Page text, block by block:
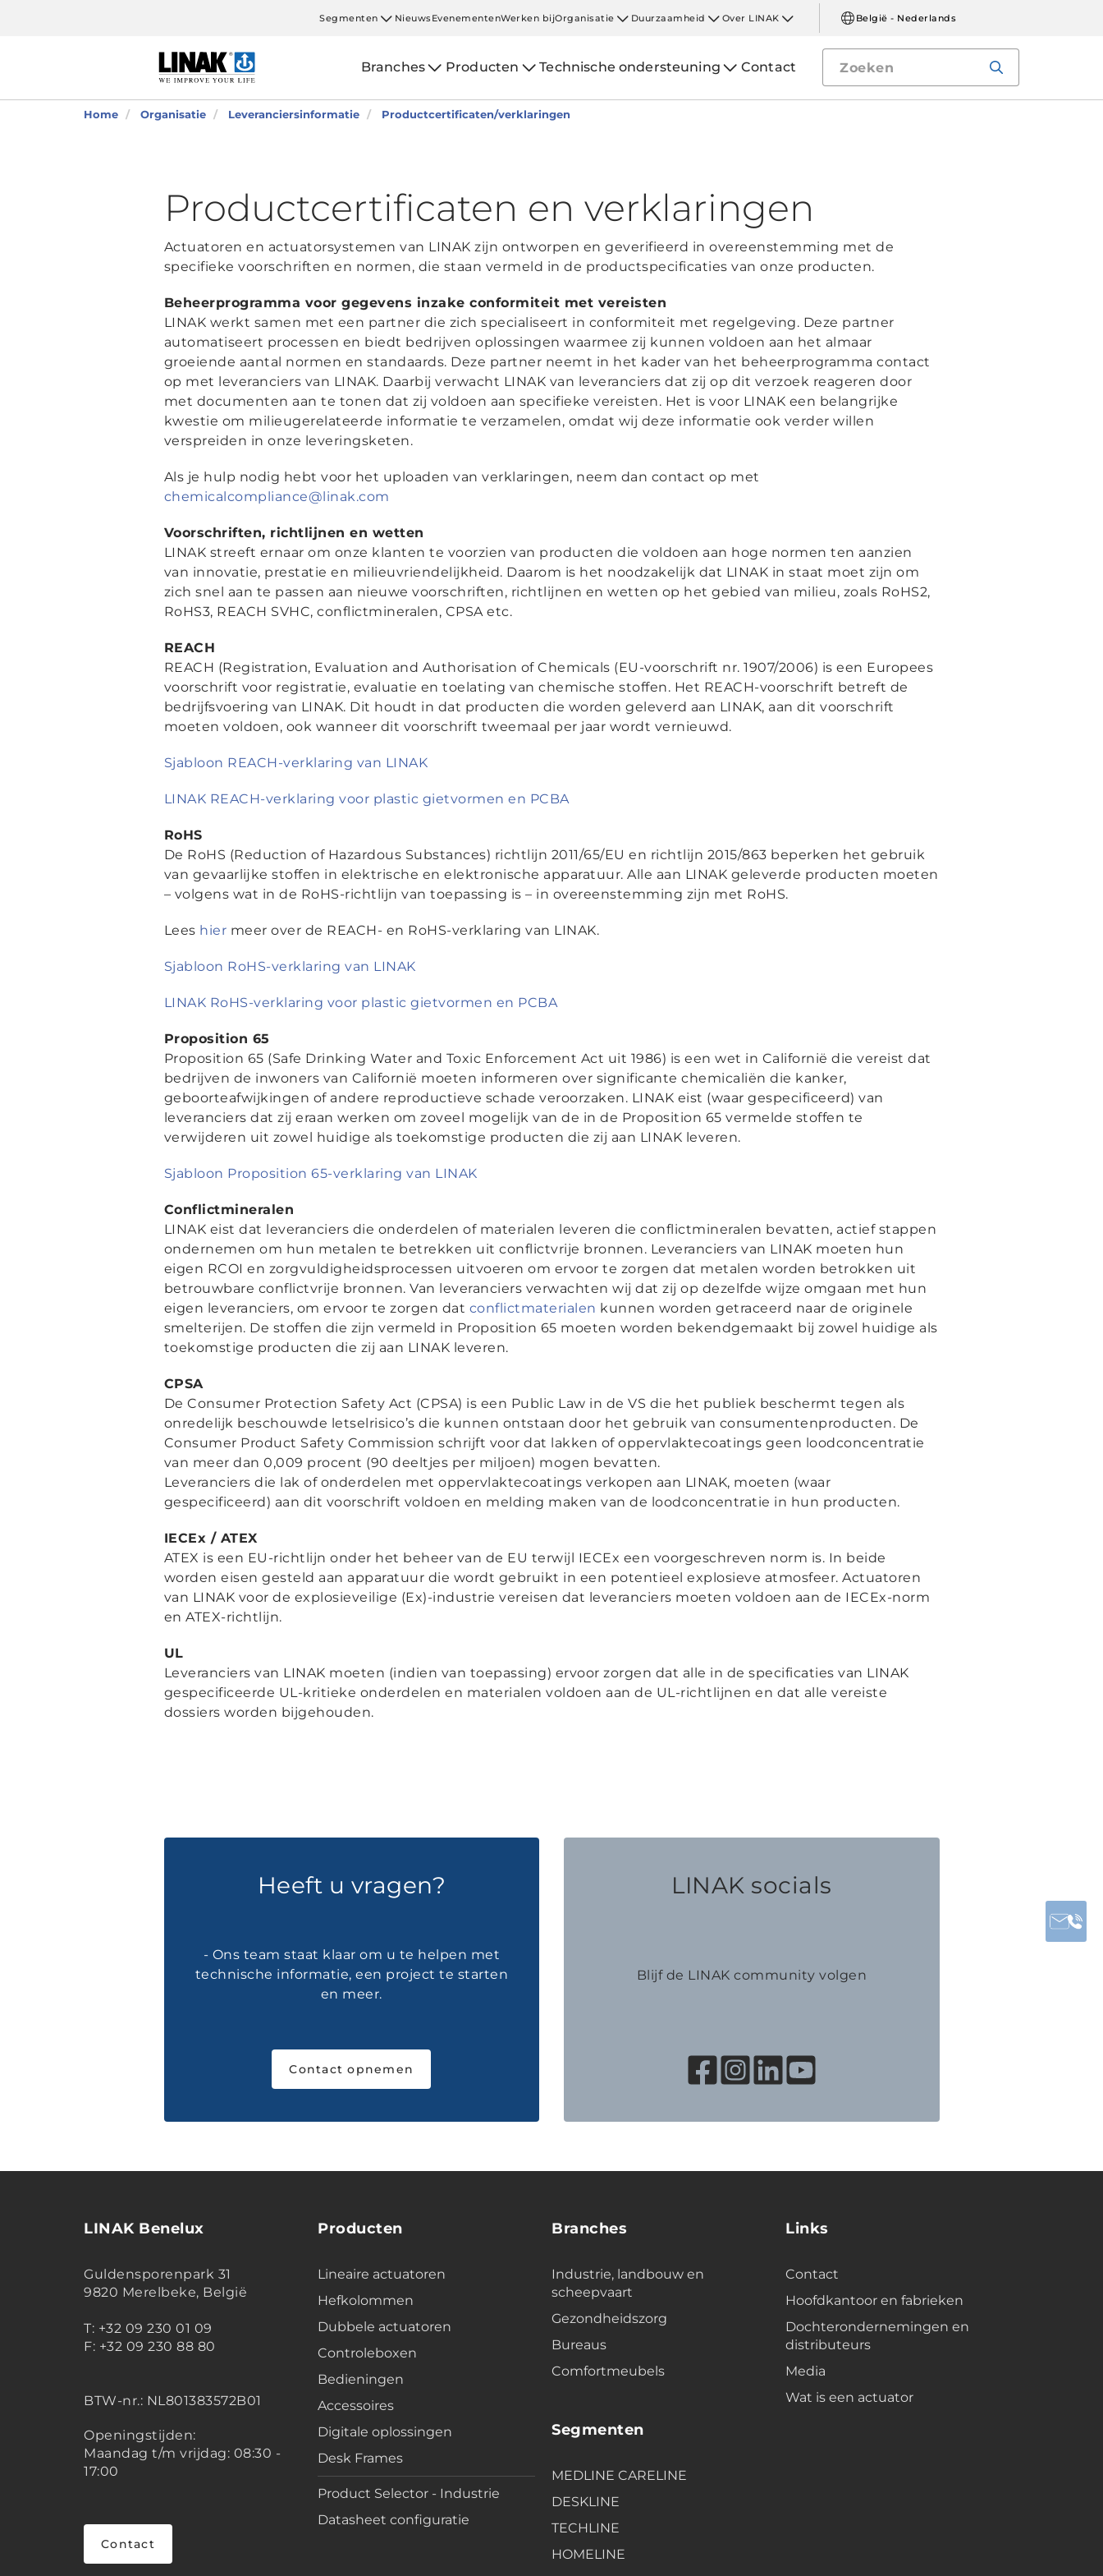
Segmenten NieuwsEvenementenWerken bijOrganisatie Duurzaamheid Over LINAK België - Nederlands
Branches Producten Technische ondersteuning Contact
Home Organisatie Leveranciersinformatie Productcertificaten/verklaringen
Productcertificaten en verklaringen
Actuatoren en actuatorsystemen van LINAK zijn ontworpen en geverifieerd in overeenstemming met de
specifieke voorschriften en normen, die staan vermeld in de productspecificaties van onze producten.
Beheerprogramma voor gegevens inzake conformiteit met vereisten
LINAK werkt samen met een partner die zich specialiseert in conformiteit met regelgeving. Deze partner
automatiseert processen en biedt bedrijven oplossingen waarmee zij kunnen voldoen aan het almaar
groeiende aantal normen en standaards. Deze partner neemt in het kader van het beheerprogramma contact
op met leveranciers van LINAK. Daarbij verwacht LINAK van leveranciers dat zij op dit verzoek reageren door
met documenten aan te tonen dat zij voldoen aan specifieke vereisten. Het is voor LINAK een belangrijke
kwestie om milieugerelateerde informatie te verzamelen, omdat wij deze informatie ook verder willen
verspreiden in onze leveringsketen.
Als je hulp nodig hebt voor het uploaden van verklaringen, neem dan contact op met
chemicalcompliance@linak.com
Voorschriften, richtlijnen en wetten
LINAK streeft ernaar om onze klanten te voorzien van producten die voldoen aan hoge normen ten aanzien
van innovatie, prestatie en milieuvriendelijkheid. Daarom is het noodzakelijk dat LINAK in staat moet zijn om
zich snel aan te passen aan nieuwe voorschriften, richtlijnen en wetten op het gebied van milieu, zoals RoHS2,
RoHS3, REACH SVHC, conflictmineralen, CPSA etc.
REACH
REACH (Registration, Evaluation and Authorisation of Chemicals (EU-voorschrift nr. 1907/2006) is een Europees
voorschrift voor registratie, evaluatie en toelating van chemische stoffen. Het REACH-voorschrift betreft de
bedrijfsvoering van LINAK. Dit houdt in dat producten die worden geleverd aan LINAK, aan dit voorschrift
moeten voldoen, ook wanneer dit voorschrift tweemaal per jaar wordt vernieuwd.
Sjabloon REACH-verklaring van LINAK
LINAK REACH-verklaring voor plastic gietvormen en PCBA
RoHS
De RoHS (Reduction of Hazardous Substances) richtlijn 2011/65/EU en richtlijn 2015/863 beperken het gebruik
van gevaarlĳke stoffen in elektrische en elektronische apparatuur. Alle aan LINAK geleverde producten moeten
– volgens wat in de RoHS-richtlijn van toepassing is – in overeenstemming zijn met RoHS.
Lees hier meer over de REACH- en RoHS-verklaring van LINAK.
Sjabloon RoHS-verklaring van LINAK
LINAK RoHS-verklaring voor plastic gietvormen en PCBA
Proposition 65
Proposition 65 (Safe Drinking Water and Toxic Enforcement Act uit 1986) is een wet in Californië die vereist dat
bedrijven de inwoners van Californië moeten informeren over significante chemicaliën die kanker,
geboorteafwijkingen of andere reproductieve schade veroorzaken. LINAK eist (waar gespecificeerd) van
leveranciers dat zij eraan werken om zoveel mogelijk van de in de Proposition 65 vermelde stoffen te
verwijderen uit zowel huidige als toekomstige producten die zij aan LINAK leveren.
Sjabloon Proposition 65-verklaring van LINAK
Conflictmineralen
LINAK eist dat leveranciers die onderdelen of materialen leveren die conflictmineralen bevatten, actief stappen
ondernemen om hun metalen te betrekken uit conflictvrije bronnen. Leveranciers van LINAK moeten hun
eigen RCOI en zorgvuldigheidsprocessen uitvoeren om ervoor te zorgen dat metalen worden betrokken uit
betrouwbare conflictvrije bronnen. Van leveranciers verwachten wij dat zij op dezelfde wijze omgaan met hun
eigen leveranciers, om ervoor te zorgen dat conflictmaterialen kunnen worden getraceerd naar de originele
smelterijen. De stoffen die zijn vermeld in Proposition 65 moeten worden bekendgemaakt bij zowel huidige als
toekomstige producten die zij aan LINAK leveren.
CPSA
De Consumer Protection Safety Act (CPSA) is een Public Law in de VS die het publiek beschermt tegen als
onredelijk beschouwde letselrisico’s die kunnen ontstaan door het gebruik van consumentenproducten. De
Consumer Product Safety Commission schrijft voor dat lakken of oppervlaktecoatings geen loodconcentratie
van meer dan 0,009 procent (90 deeltjes per miljoen) mogen bevatten.
Leveranciers die lak of onderdelen met oppervlaktecoatings verkopen aan LINAK, moeten (waar
gespecificeerd) aan dit voorschrift voldoen en melding maken van de loodconcentratie in hun producten.
IECEx / ATEX
ATEX is een EU-richtlijn onder het beheer van de EU terwijl IECEx een voorgeschreven norm is. In beide
worden eisen gesteld aan apparatuur die wordt gebruikt in een potentieel explosieve atmosfeer. Actuatoren
van LINAK voor de explosieveilige (Ex)-industrie vereisen dat leveranciers moeten voldoen aan de IECEx-norm
en ATEX-richtlijn.
UL
Leveranciers van LINAK moeten (indien van toepassing) ervoor zorgen dat alle in de specificaties van LINAK
gespecificeerde UL-kritieke onderdelen en materialen voldoen aan de UL-richtlijnen en dat alle vereiste
dossiers worden bijgehouden.
Heeft u vragen?
- Ons team staat klaar om u te helpen met
technische informatie, een project te starten
en meer.
Contact opnemen
LINAK socials
Blijf de LINAK community volgen
LINAK Benelux
Guldensporenpark 31
9820 Merelbeke, België
T: +32 09 230 01 09
F: +32 09 230 88 80
BTW-nr.: NL801383572B01
Openingstijden:
Maandag t/m vrijdag: 08:30 -
17:00
Contact
Producten
Lineaire actuatoren
Hefkolommen
Dubbele actuatoren
Controleboxen
Bedieningen
Accessoires
Digitale oplossingen
Desk Frames
Product Selector - Industrie
Datasheet configuratie
Branches
Industrie, landbouw en
scheepvaart
Gezondheidszorg
Bureaus
Comfortmeubels
Segmenten
MEDLINE CARELINE
DESKLINE
TECHLINE
HOMELINE
Links
Contact
Hoofdkantoor en fabrieken
Dochterondernemingen en
distributeurs
Media
Wat is een actuator